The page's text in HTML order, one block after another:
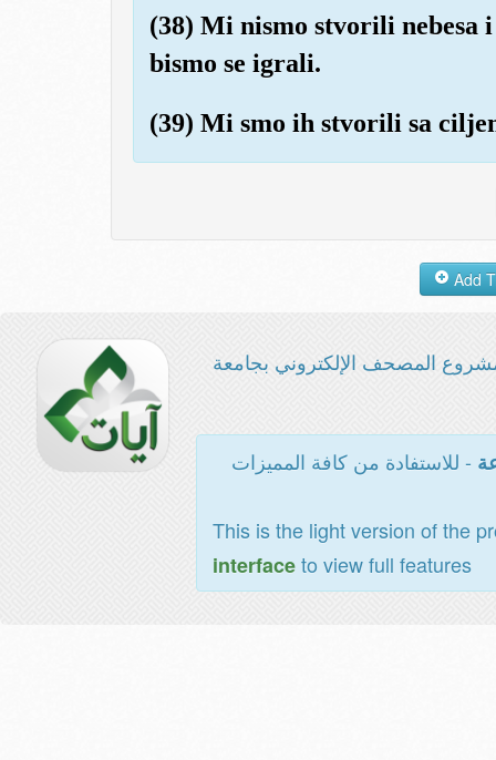
(38) Mi nismo stvorili nebesa
bismo se igrali.
(39) Mi smo ih stvorili sa
المصحف الإلكتروني بجامعة
- للاستفادة من كافة المميزات
This is the light version of the
interfaceto view full features